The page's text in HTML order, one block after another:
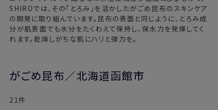
SHIROでは、その「とろみ」を活かしたがごめ昆布のスキンケア
の開発に取り組んでいます。昆布の表面と同じように、とろみ成
分が肌表面でも水分をたくわえて保持し、保水力を発揮してく
れます。乾燥しがちな肌にハリと弾力を。
がごめ昆布／北海道函館市
21件